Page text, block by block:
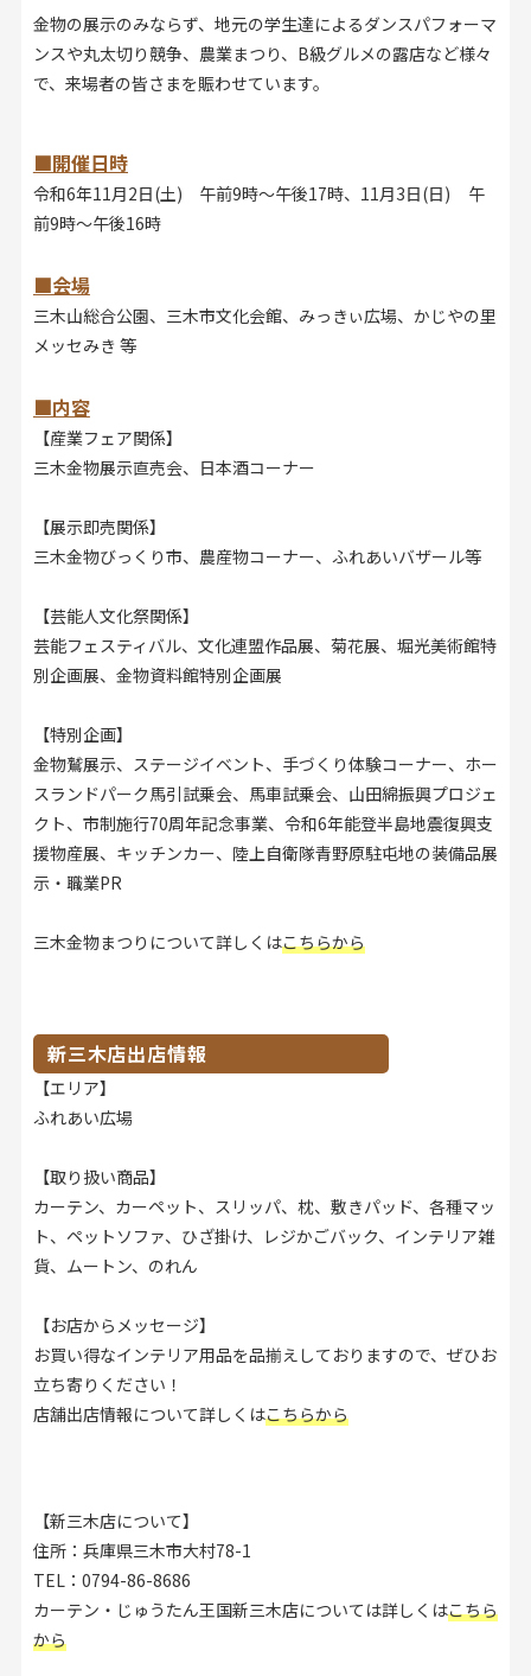
お見積り来店予約はこちら
法人のお客様へ
金物の展示のみならず、地元の学生達によるダンスパフォーマ
ンスや丸太切り競争、農業まつり、B級グルメの露店など様々
で、来場者の皆さまを賑わせています。
■開催日時
令和6年11月2日(土) 午前9時～午後17時、11月3日(日) 午
前9時～午後16時
■会場
三木山総合公園、三木市文化会館、みっきぃ広場、かじやの里
メッセみき 等
■内容
【産業フェア関係】
三木金物展示直売会、日本酒コーナー
【展示即売関係】
三木金物びっくり市、農産物コーナー、ふれあいバザール等
【芸能人文化祭関係】
芸能フェスティバル、文化連盟作品展、菊花展、堀光美術館特
別企画展、金物資料館特別企画展
【特別企画】
金物鷲展示、ステージイベント、手づくり体験コーナー、ホー
スランドパーク馬引試乗会、馬車試乗会、山田綿振興プロジェ
クト、市制施行70周年記念事業、令和6年能登半島地震復興支
援物産展、キッチンカー、陸上自衛隊青野原駐屯地の装備品展
示・職業PR
三木金物まつりについて詳しくはこちらから
新三木店出店情報
【エリア】
ふれあい広場
【取り扱い商品】
カーテン、カーペット、スリッパ、枕、敷きパッド、各種マッ
ト、ペットソファ、ひざ掛け、レジかごバック、インテリア雑
貨、ムートン、のれん
【お店からメッセージ】
お買い得なインテリア用品を品揃えしておりますので、ぜひお
立ち寄りください！
店舗出店情報について詳しくはこちらから
【新三木店について】
住所：兵庫県三木市大村78-1
TEL：0794-86-8686
カーテン・じゅうたん王国新三木店については詳しくはこちら
から